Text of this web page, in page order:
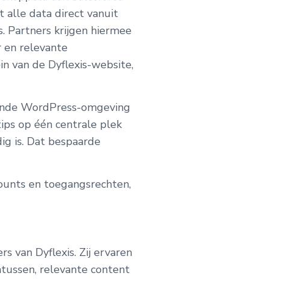
alle data direct vanuit
Partners krijgen hiermee
en relevante
van de Dyflexis-website,
WordPress-omgeving
op één centrale plek
is. Dat bespaarde
en toegangsrechten,
van Dyflexis. Zij ervaren
relevante content